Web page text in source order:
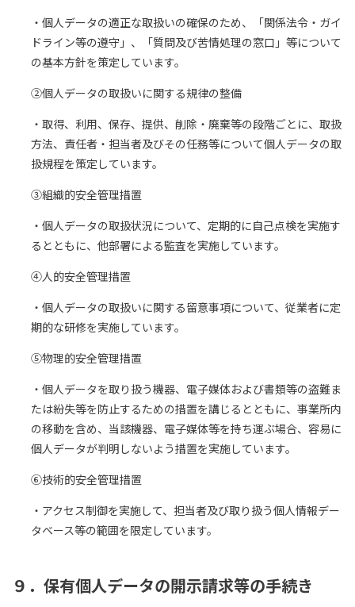
・個人データの適正な取扱いの確保のため、「関係法令・ガイ
ドライン等の遵守」、「質問及び苦情処理の窓口」等について
の基本方針を策定しています。
②個人データの取扱いに関する規律の整備
・取得、利用、保存、提供、削除・廃棄等の段階ごとに、取扱
方法、責任者・担当者及びその任務等について個人データの取
扱規程を策定しています。
③組織的安全管理措置
・個人データの取扱状況について、定期的に自己点検を実施す
るとともに、他部署による監査を実施しています。
④人的安全管理措置
・個人データの取扱いに関する留意事項について、従業者に定
期的な研修を実施しています。
⑤物理的安全管理措置
・個人データを取り扱う機器、電子媒体および書類等の盗難ま
たは紛失等を防止するための措置を講じるとともに、事業所内
の移動を含め、当該機器、電子媒体等を持ち運ぶ場合、容易に
個人データが判明しないよう措置を実施しています。
⑥技術的安全管理措置
・アクセス制御を実施して、担当者及び取り扱う個人情報デー
タベース等の範囲を限定しています。
９．保有個人データの開示請求等の手続き